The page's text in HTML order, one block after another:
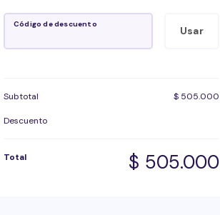
Código de descuento
Usar
Subtotal $ 505.000
Descuento
Total $ 505.000